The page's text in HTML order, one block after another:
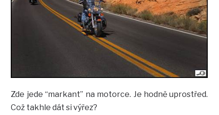
Zde jede “markant” na motorce. Je hodně uprostřed.
Což takhle dát si výřez?